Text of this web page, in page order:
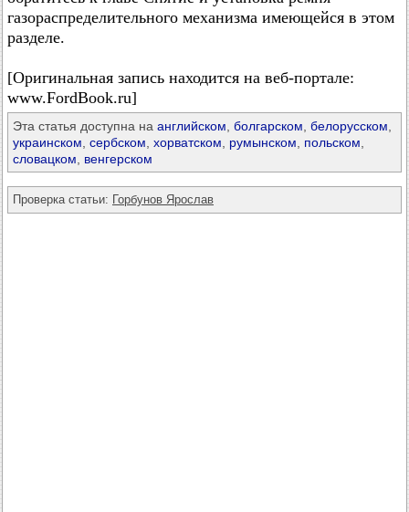
газораспределительного механизма имеющейся в этом
разделе.
[Оригинальная запись находится на веб-портале:
www.FordBook.ru]
Эта статья доступна на английском болгарском белорусском
украинском сербском хорватском румынском польском
словацком
венгерском
Проверка статьи: Горбунов Ярослав